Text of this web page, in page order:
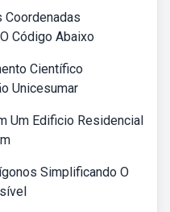
Código Abaixo
Científico
Unicesumar
Um Edificio Residencial
Simplificando O